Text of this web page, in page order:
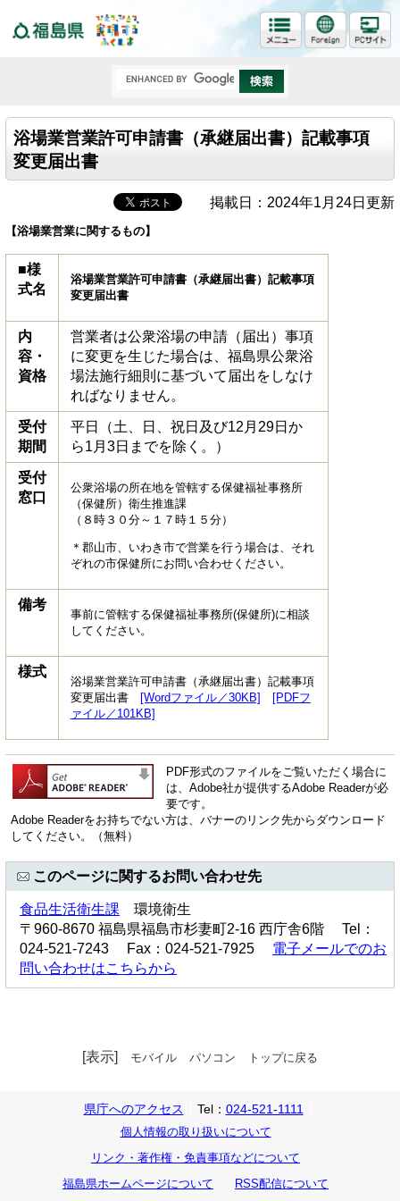
浴場業営業許可申請書（承継届出書）記載事項
変更届出書
掲載日：2024年1月24日更新
【浴場業営業に関するもの】
■様
式名
浴場業営業許可申請書（承継届出書）記載事項
変更届出書
内
容・
資格
営業者は公衆浴場の申請（届出）事項
に変更を生じた場合は、福島県公衆浴
場法施行細則に基づいて届出をしなけ
ればなりません。
受付
期間
平日（土、日、祝日及び12月29日か
ら1月3日までを除く。）
受付
窓口
公衆浴場の所在地を管轄する保健福祉事務所
（保健所）衛生推進課
（８時３０分～１７時１５分）
＊郡山市、いわき市で営業を行う場合は、それ
ぞれの市保健所にお問い合わせください。
備考
事前に管轄する保健福祉事務所(保健所)に相談
してください。
様式
浴場業営業許可申請書（承継届出書）記載事項
変更届出書
[Wordファイル／30KB]
[PDFフ
ァイル／101KB]
PDF形式のファイルをご覧いただく場合に
は、Adobe社が提供するAdobe Readerが必
要です。
Adobe Readerをお持ちでない方は、バナーのリンク先からダウンロード
してください。（無料）
このページに関するお問い合わせ先
食品生活衛生課 環境衛生
〒960-8670 福島県福島市杉妻町2-16 西庁舎6階 Tel：
024-521-7243 Fax：024-521-7925 電子メールでのお
問い合わせはこちらから
[表示] モバイル パソコン トップに戻る
県庁へのアクセス Tel： 024-521-1111
個人情報の取り扱いについて
リンク・著作権・免責事項などについて
福島県ホームページについて
RSS配信について